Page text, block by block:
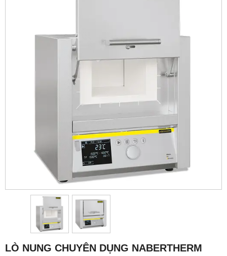
LÒ NUNG CHUYÊN DỤNG NABERTHERM